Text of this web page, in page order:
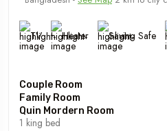
TV Heater Saving Safe
Couple Room
Family Room
Quin Mordern Room
1 king bed